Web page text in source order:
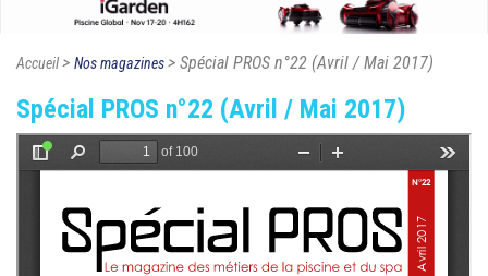
Accueil> Nos magazines> Spécial PROS n°22 (Avril / Mai 2017)
Spécial PROS n°22 (Avril / Mai 2017)